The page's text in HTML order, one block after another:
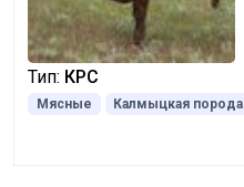
Тип: КРС
Мясные Калмыцкая порода